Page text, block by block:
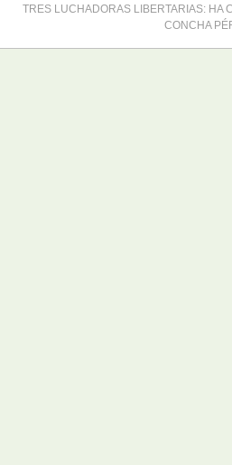
TRES LUCHADORAS LIBERTARIAS: HA
CONCHA